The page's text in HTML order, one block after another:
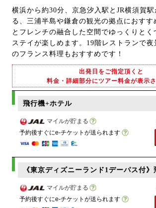
横浜から約30分、京急汐入駅とJR横須賀
る、三浦半島や鎌倉の観光の拠点におすす
とフレンチの融合した空間でゆっくりとく
ステイが楽しめます。19階レストランで夜
のフランス料理もおすすめです！
出発日をご指定頂くと
料金・詳細部分にツアー料金が表示
飛行機+ホテル
マイルが貯まる
予約後すぐにe-チケットが送られます
《東京ディズニーランド1デーパス付
マイルが貯まる
予約後すぐにe-チケットが送られます